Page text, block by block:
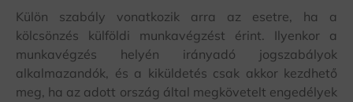
Külön szabály vonatkozik arra az esetre, ha a
kölcsönzés külföldi munkavégzést érint. Ilyenkor a
munkavégzés helyén irányadó jogszabályok
alkalmazandók, és a kiküldetés csak akkor kezdhető
meg, ha az adott ország által megkövetelt engedélyek